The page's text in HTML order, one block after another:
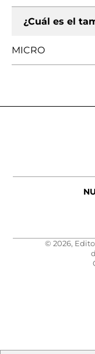
¿Cuál es el
MICRO
© 2026,